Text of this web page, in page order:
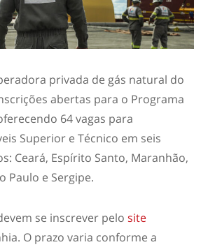
privada de gás natural do
abertas para o Programa
64 vagas para
Superior e Técnico em seis
Ceará, Espírito Santo, Maranhão,
Paulo e Sergipe.
se inscrever pelo site
O prazo varia conforme a